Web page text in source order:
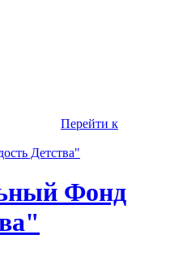
Перейти к
Фонд